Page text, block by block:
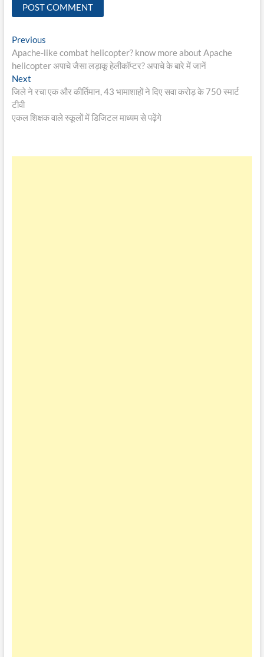
Post
navigation
PreviousPrevious
post:
Apache-like combat helicopter? know more about Apache
helicopter अपाचे जैसा लड़ाकू हेलीकॉप्टर? अपाचे के बारे में जानें
NextNext
post:
जिले ने रचा एक और कीर्तिमान, 43 भामाशाहों ने दिए सवा करोड़ के 750 स्मार्ट
टीवी
एकल शिक्षक वाले स्कूलों में डिजिटल माध्यम से पढ़ेंगे